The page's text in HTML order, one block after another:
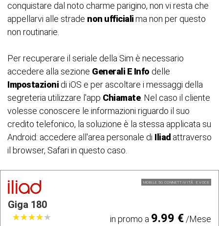
conquistare dal noto charme parigino, non vi resta che
appellarvi alle strade non ufficialima non per questo
non routinarie.
Per recuperare il seriale della Sim è necessario
accedere alla sezione Generali E Info delle
Impostazioni di iOS e per ascoltare i messaggi della
segreteria utilizzare l'app Chiamate. Nel caso il cliente
volesse conoscere le informazioni riguardo il suo
credito telefonico, la soluzione è la stessa applicata su
Android: accedere all'area personale di Iliad attraverso
il browser, Safari in questo caso.
MOBILE 5G CONNETTIVITÃ E VOCE
Giga 180
★★★★★
★★★★★ in promo a 9.99 €/Mese